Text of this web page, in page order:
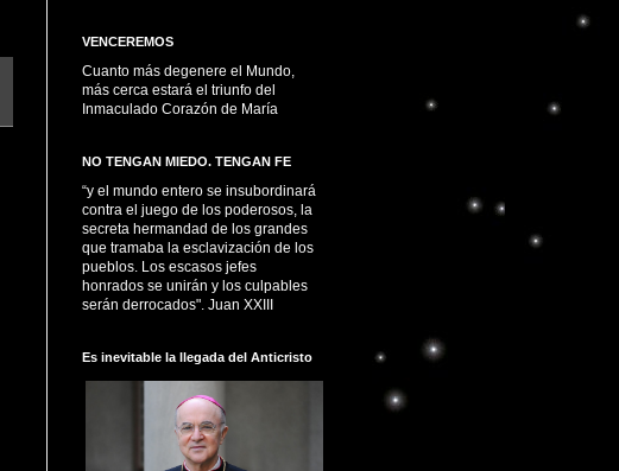
VENCEREMOS
Cuanto más degenere el Mundo,
más cerca estará el triunfo del
Inmaculado Corazón de María
NO TENGAN MIEDO. TENGAN FE
“y el mundo entero se insubordinará
contra el juego de los poderosos, la
secreta hermandad de los grandes
que tramaba la esclavización de los
pueblos. Los escasos jefes
honrados se unirán y los culpables
serán derrocados". Juan XXIII
Es inevitable la llegada del Anticristo